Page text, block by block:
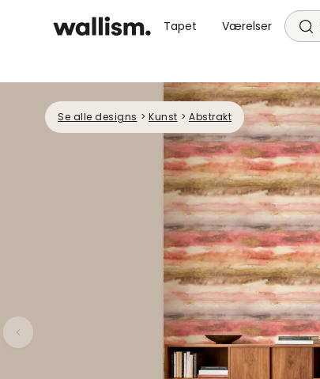
Tapet Værelser
Se alle designs > Kunst > Abstrakt